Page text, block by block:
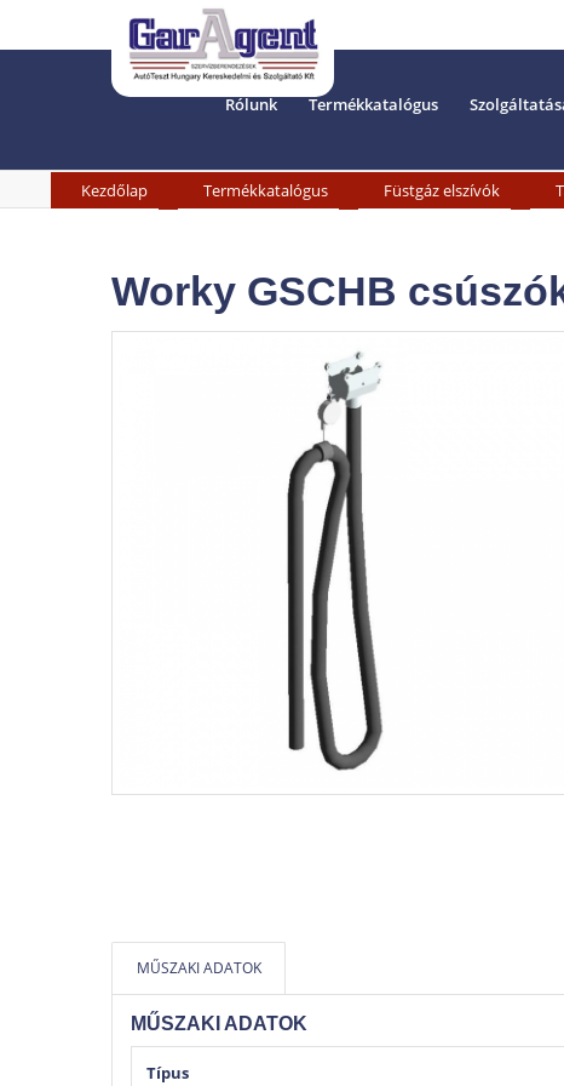
Rólunk Termékkatalógus
Kezdőlap Termékkatalógus Füstgáz elszívók
Worky GSCHB
MŰSZAKI ADATOK
MŰSZAKI ADATOK
Típus